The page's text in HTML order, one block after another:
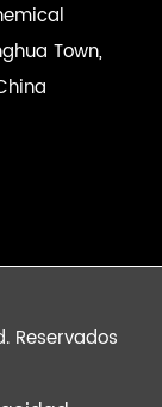
Town,
Reservados